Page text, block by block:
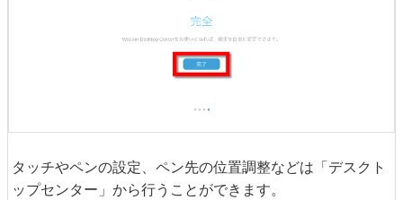
タッチやペンの設定、ペン先の位置調整などは「デスクト
ップセンター」から行うことができます。